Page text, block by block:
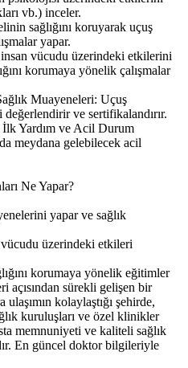
vb.) inceler.
sağlığını koruyarak uçuş
yapar.
vücudu üzerindeki etkilerini
korumaya yönelik çalışmalar
Muayeneleri: Uçuş
ve sertifikalandırır.
Yardım ve Acil Durum
meydana gelebilecek acil
Ne Yapar?
yapar ve sağlık
üzerindeki etkileri
korumaya yönelik eğitimler
açısından sürekli gelişen bir
kolaylaştığı şehirde,
kuruluşları ve özel klinikler
memnuniyeti ve kaliteli sağlık
En güncel doktor bilgileriyle